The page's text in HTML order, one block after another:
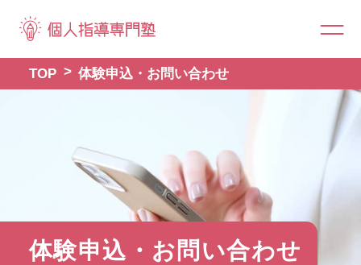
TOP 体験申込・お問い合わせ
体験申込・お問い合わせ